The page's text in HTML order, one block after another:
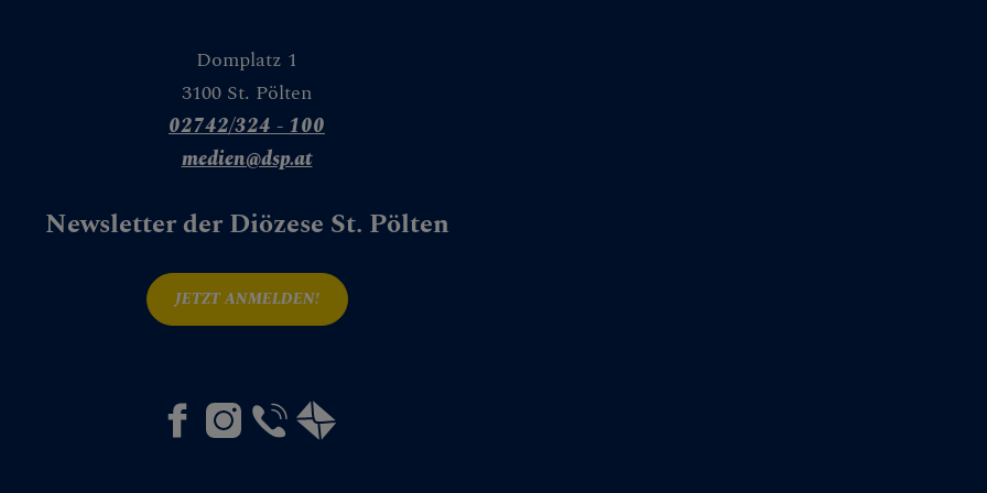
Domplatz 1
3100 St. Pölten
02742/324 - 100
medien@dsp.at
Newsletter der Diözese St. Pölten
JETZT ANMELDEN!